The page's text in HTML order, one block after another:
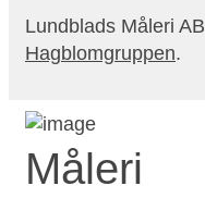
Lundblads Måleri
Hagblomgruppen.
Måleri